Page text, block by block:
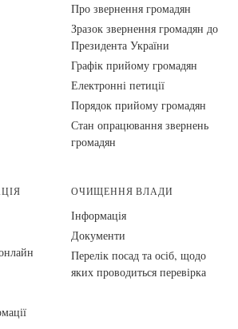
Про звернення громадян
Зразок звернення громадян до
Президента України
Графік прийому громадян
Електронні петиції
Порядок прийому громадян
Стан опрацювання звернень
громадян
ОЧИЩЕННЯ ВЛАДИ
Інформація
Документи
Перелік посад та осіб, щодо
яких проводиться перевірка